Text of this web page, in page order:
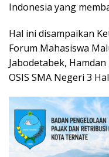
Indonesia yang
Hal ini disampaikan
Forum Mahasiswa
Jabodetabek,
OSIS SMA Negeri 3